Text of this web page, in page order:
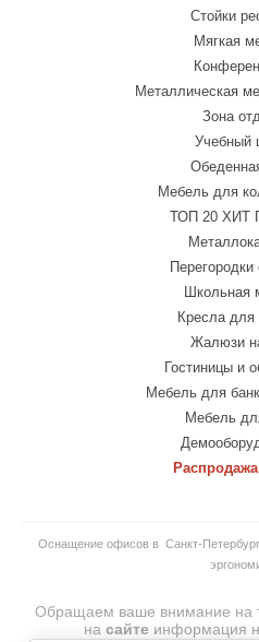
Стойки
Мягкая
Металлическая
Зона
Учебный
Мебель для
ТОП 20
Школьная
Кресла для
Жалюзи
Гостиницы и
Мебель для
Мебель
Оснащение офисов в Санкт-
Обращаем ваше внимание на
на сайтеинформация